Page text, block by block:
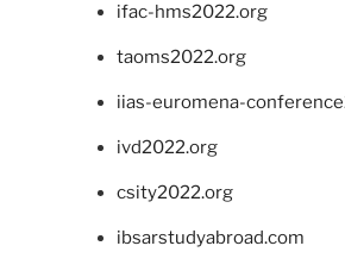
ifac-hms2022.org
taoms2022.org
iias-euromena-
ivd2022.org
csity2022.org
ibsarstudyabroad.com